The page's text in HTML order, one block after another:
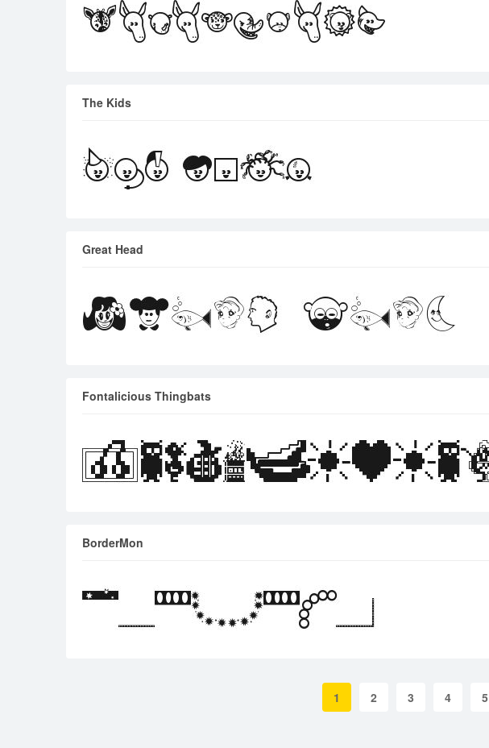
The Kids
Great Head
Fontalicious Thingbats
BorderMon
1 2 3 4 5